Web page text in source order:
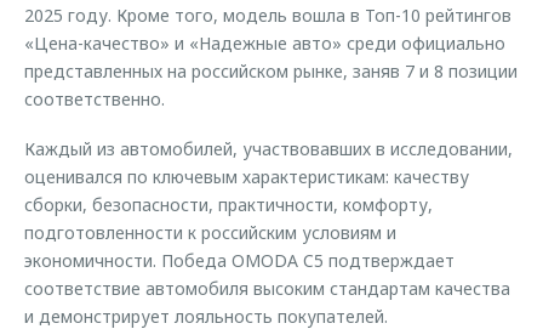
Трейд-ин
Калькулятор трейд-ин
Запчасти
2025 году. Кроме того, модель вошла в Топ-10 рейтингов
«Цена-качество» и «Надежные авто» среди официально
представленных на российском рынке, заняв 7 и 8 позиции
соответственно.
Каждый из автомобилей, участвовавших в исследовании,
оценивался по ключевым характеристикам: качеству
сборки, безопасности, практичности, комфорту,
подготовленности к российским условиям и
экономичности. Победа OMODA C5 подтверждает
соответствие автомобиля высоким стандартам качества
и демонстрирует лояльность покупателей.